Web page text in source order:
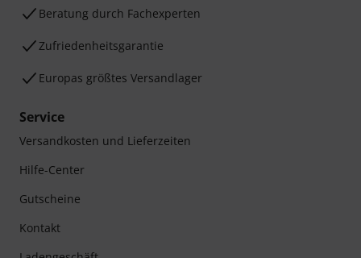
Beratung durch Fachexperten
Zufriedenheitsgarantie
Europas größtes Versandlager
Service
Versandkosten und Lieferzeiten
Hilfe-Center
Gutscheine
Kontakt